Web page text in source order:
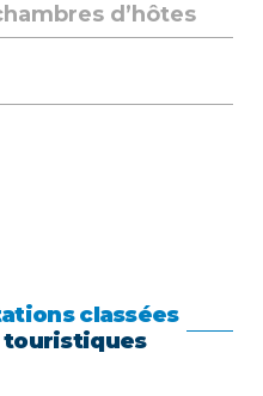
d’hôtes
classées
touristiques